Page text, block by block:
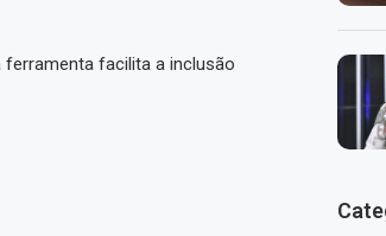
facilita a inclusão